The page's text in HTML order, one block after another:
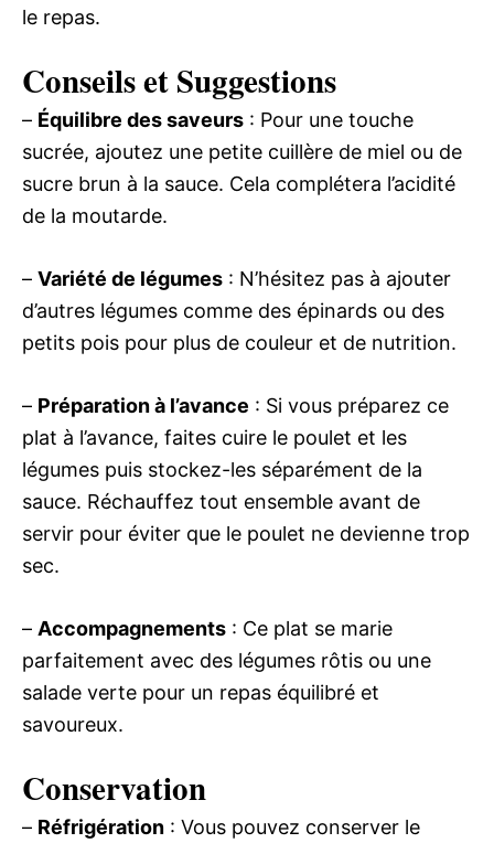
le repas.
Conseils et Suggestions
– Équilibre des saveurs : Pour une touche
sucrée, ajoutez une petite cuillère de miel ou de
sucre brun à la sauce. Cela complétera l’acidité
de la moutarde.
– Variété de légumes : N’hésitez pas à ajouter
d’autres légumes comme des épinards ou des
petits pois pour plus de couleur et de nutrition.
– Préparation à l’avance : Si vous préparez ce
plat à l’avance, faites cuire le poulet et les
légumes puis stockez-les séparément de la
sauce. Réchauffez tout ensemble avant de
servir pour éviter que le poulet ne devienne trop
sec.
– Accompagnements : Ce plat se marie
parfaitement avec des légumes rôtis ou une
salade verte pour un repas équilibré et
savoureux.
Conservation
– Réfrigération : Vous pouvez conserver le